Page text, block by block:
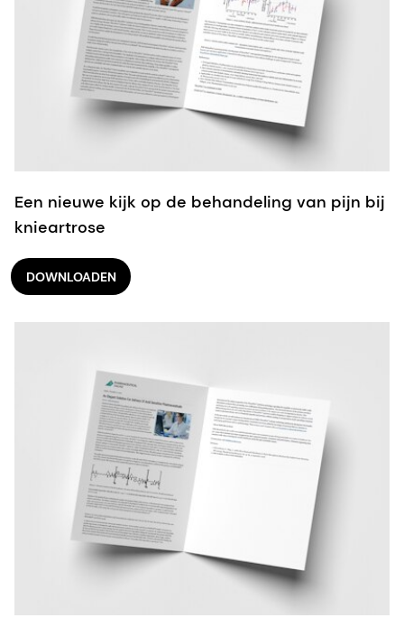
Een nieuwe kijk op de behandeling van pijn bij
knieartrose
DOWNLOADEN